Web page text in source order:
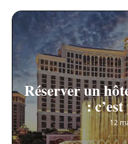
Réserver un
:
12